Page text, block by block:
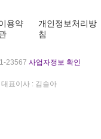
용약
개인정보처리방
침
23567 사업자정보 확인
대표이사 : 김슬아